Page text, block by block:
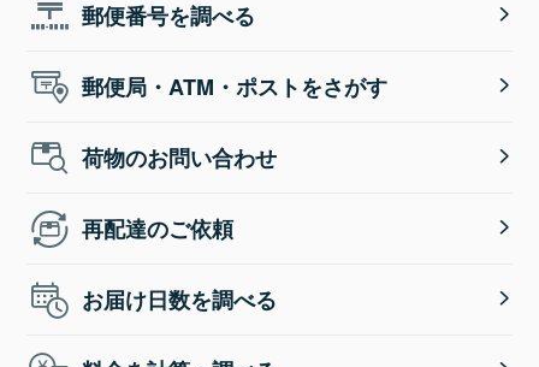
郵便番号を調べる
郵便局・ATM・ポストをさがす
荷物のお問い合わせ
再配達のご依頼
お届け日数を調べる